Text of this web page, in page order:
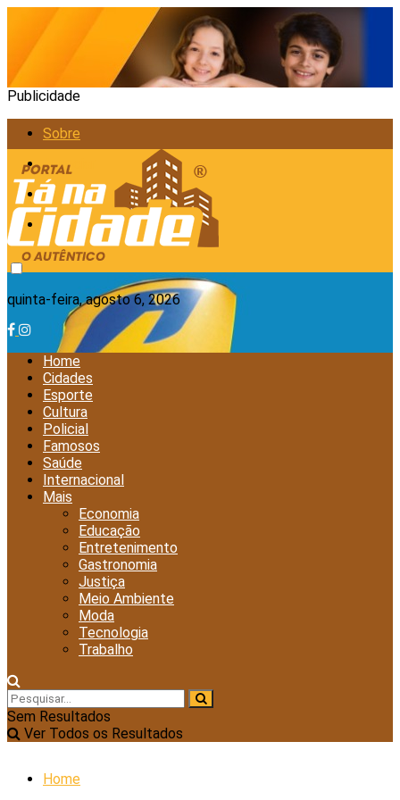
Publicidade
Sobre
Anunciar
Política de Privacidade
Contato
quinta-feira, agosto 6, 2026
Home
Cidades
Esporte
Cultura
Policial
Famosos
Saúde
Internacional
Mais
Economia
Educação
Entretenimento
Gastronomia
Justiça
Meio Ambiente
Moda
Tecnologia
Trabalho
Sem Resultados
Ver Todos os Resultados
Home